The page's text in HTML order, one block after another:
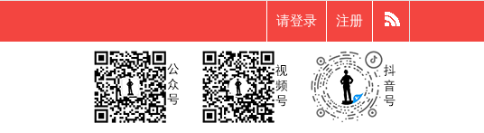
请登录 注册